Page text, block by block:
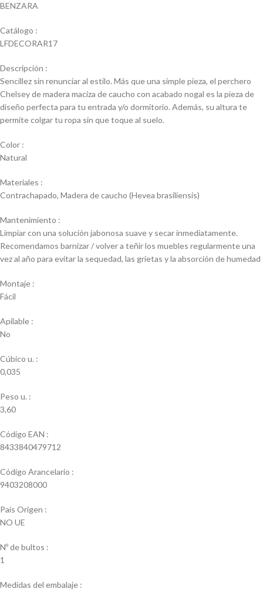
BENZARA
Catálogo :
LFDECORAR17
Descripción :
Sencillez sin renunciar al estilo. Más que una simple pieza, el perchero
Chelsey de madera maciza de caucho con acabado nogal es la pieza de
diseño perfecta para tu entrada y/o dormitorio. Además, su altura te
permite colgar tu ropa sin que toque al suelo.
Color :
Natural
Materiales :
Contrachapado, Madera de caucho (Hevea brasiliensis)
Mantenimiento :
Limpiar con una solución jabonosa suave y secar inmediatamente.
Recomendamos barnizar / volver a teñir los muebles regularmente una
vez al año para evitar la sequedad, las grietas y la absorción de humedad
Montaje :
Fácil
Apilable :
No
Cúbico u. :
0,035
Peso u. :
3,60
Código EAN :
8433840479712
Código Arancelario :
9403208000
País Origen :
NO UE
Nº de bultos :
1
Medidas del embalaje :